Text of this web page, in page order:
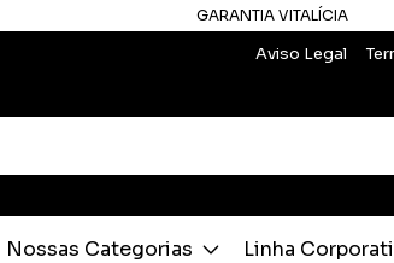
GARANTIA VITALÍCIA
Aviso Legal
Nossas Categorias Linha